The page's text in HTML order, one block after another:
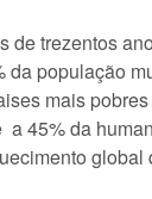
de trezentos
população
mais
45% da